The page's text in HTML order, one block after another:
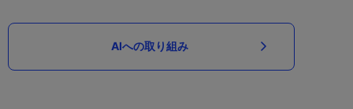
AIへの取り組み